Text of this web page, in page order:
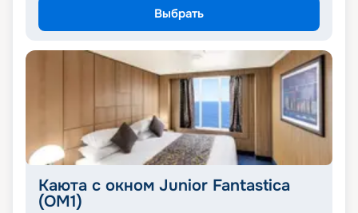
Выбрать
Каюта с окном Junior Fantastica
(OM1)